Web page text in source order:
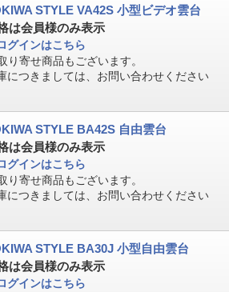
STYLE VA42S 小型ビデオ雲台
は会員様のみ表示
グインはこちら
り寄せ商品もございます。
につきましては、お問い合わせください
STYLE BA42S 自由雲台
は会員様のみ表示
グインはこちら
り寄せ商品もございます。
につきましては、お問い合わせください
STYLE BA30J 小型自由雲台
は会員様のみ表示
グインはこちら